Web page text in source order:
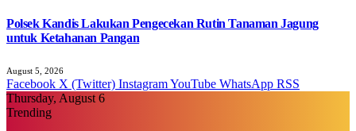
Polsek Kandis Lakukan Pengecekan Rutin Tanaman Jagung
untuk Ketahanan Pangan
August 5, 2026
Facebook X (Twitter) InstagramYouTube WhatsApp RSS
Thursday, August 6
Trending